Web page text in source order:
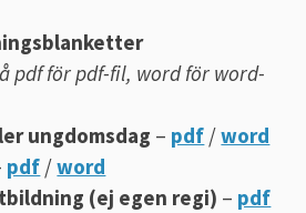
pdf för pdf-fil, word för word-
ungdomsdag – pdf /word
pdf /word
(ej egen regi) – pdf